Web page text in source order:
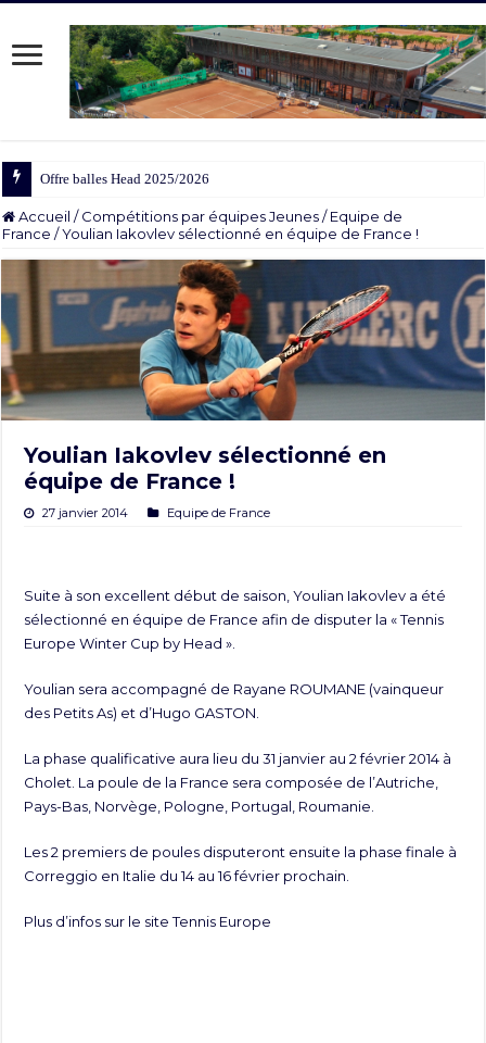
Offre balles Head 2025/2026
Accueil / Compétitions par équipes Jeunes / Equipe de
France /Youlian Iakovlev sélectionné en équipe de France !
Youlian Iakovlev sélectionné en
équipe de France !
27 janvier 2014 Equipe de France
Suite à son excellent début de saison, Youlian Iakovlev a été
sélectionné en équipe de France afin de disputer la « Tennis
Europe Winter Cup by Head ».
Youlian sera accompagné de Rayane ROUMANE (vainqueur
des Petits As) et d’Hugo GASTON.
La phase qualificative aura lieu du 31 janvier au 2 février 2014 à
Cholet. La poule de la France sera composée de l’Autriche,
Pays-Bas, Norvège, Pologne, Portugal, Roumanie.
Les 2 premiers de poules disputeront ensuite la phase finale à
Correggio en Italie du 14 au 16 février prochain.
Plus d’infos sur le siteTennis Europe